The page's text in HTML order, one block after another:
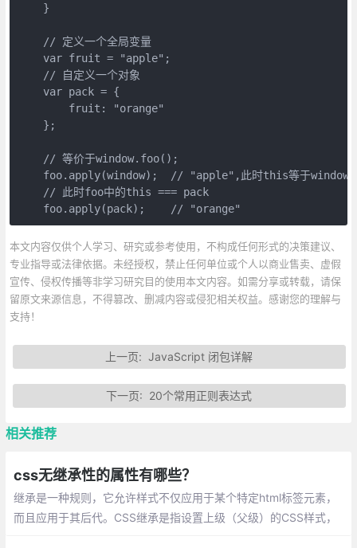
    }
    // 定义一个全局变量
    var fruit = "apple";
    // 自定义一个对象
    var pack = {
        fruit: "orange"
    };
    // 等价于window.foo();
    foo.apply(window);  // "apple",此时this等于window
    // 此时foo中的this === pack
    foo.apply(pack);    // "orange"
本文内容仅供个人学习、研究或参考使用，不构成任何形式的决策建议、
专业指导或法律依据。未经授权，禁止任何单位或个人以商业售卖、虚假
宣传、侵权传播等非学习研究目的使用本文内容。如需分享或转载，请保
留原文来源信息，不得篡改、删减内容或侵犯相关权益。感谢您的理解与
支持！
上一页:JavaScript 闭包详解
下一页: 20个常用正则表达式
相关推荐
css无继承性的属性有哪些？
继承是一种规则，它允许样式不仅应用于某个特定html标签元素，
而且应用于其后代。CSS继承是指设置上级（父级）的CSS样式，